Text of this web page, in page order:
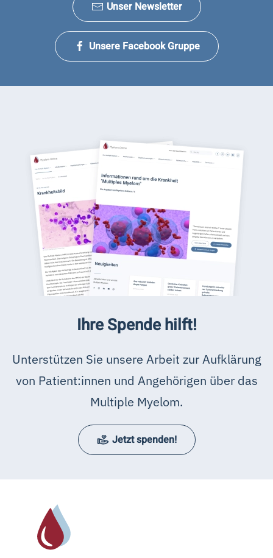
Unser Newsletter
Unsere Facebook Gruppe
Ihre Spende hilft!
Unterstützen Sie unsere Arbeit zur Aufklärung
von Patient:innen und Angehörigen über das
Multiple Myelom.
Jetzt spenden!